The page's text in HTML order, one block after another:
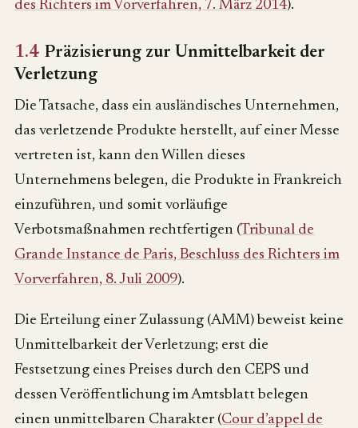
des Richters im Vorverfahren, 7. März 2014).
1.4 Präzisierung zur Unmittelbarkeit der
Verletzung
Die Tatsache, dass ein ausländisches Unternehmen,
das verletzende Produkte herstellt, auf einer Messe
vertreten ist, kann den Willen dieses
Unternehmens belegen, die Produkte in Frankreich
einzuführen, und somit vorläufige
Verbotsmaßnahmen rechtfertigen (Tribunal de
Grande Instance de Paris, Beschluss des Richters im
Vorverfahren, 8. Juli 2009).
Die Erteilung einer Zulassung (AMM) beweist keine
Unmittelbarkeit der Verletzung; erst die
Festsetzung eines Preises durch den CEPS und
dessen Veröffentlichung im Amtsblatt belegen
einen unmittelbaren Charakter (Cour d’appel de